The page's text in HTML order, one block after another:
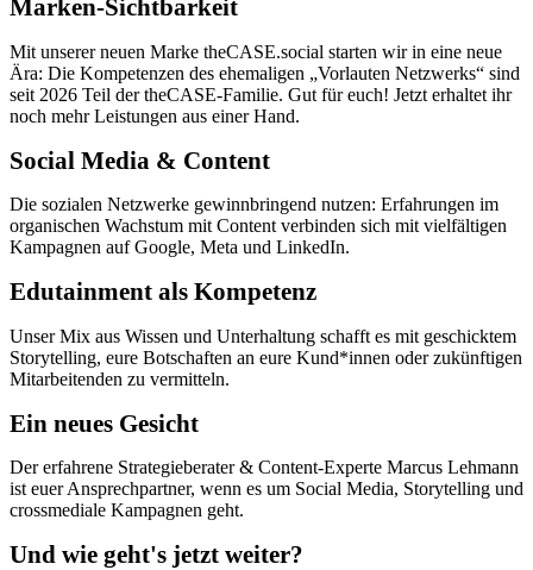
Marken-Sichtbarkeit
Mit unserer neuen Marke theCASE.social starten wir in eine neue
Ära: Die Kompetenzen des ehemaligen „Vorlauten Netzwerks“ sind
seit 2026 Teil der theCASE-Familie. Gut für euch! Jetzt erhaltet ihr
noch mehr Leistungen aus einer Hand.
Social Media & Content
Die sozialen Netzwerke gewinnbringend nutzen: Erfahrungen im
organischen Wachstum mit Content verbinden sich mit vielfältigen
Kampagnen auf Google, Meta und LinkedIn.
Edutainment als Kompetenz
Unser Mix aus Wissen und Unterhaltung schafft es mit geschicktem
Storytelling, eure Botschaften an eure Kund*innen oder zukünftigen
Mitarbeitenden zu vermitteln.
Ein neues Gesicht
Der erfahrene Strategieberater & Content-Experte Marcus Lehmann
ist euer Ansprechpartner, wenn es um Social Media, Storytelling und
crossmediale Kampagnen geht.
Und wie geht's jetzt weiter?